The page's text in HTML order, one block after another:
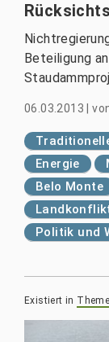
Beteiligung
06.03.2013 |
Energie
Belo Monte
Politik und
Existiert in